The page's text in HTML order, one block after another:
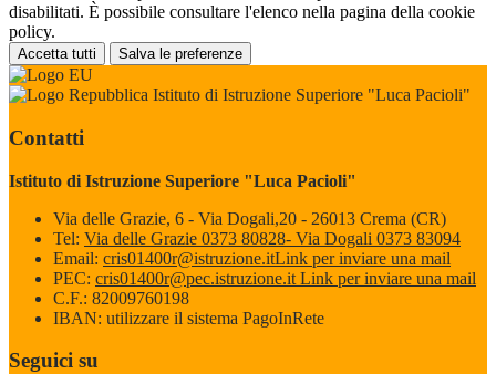
disabilitati. È possibile consultare l'elenco nella pagina della cookie
policy.
Accetta tutti Salva le preferenze
Istituto di Istruzione Superiore "Luca Pacioli"
Contatti
Istituto di Istruzione Superiore "Luca Pacioli"
Via delle Grazie, 6 - Via Dogali,20 - 26013 Crema (CR)
Tel: Via delle Grazie 0373 80828- Via Dogali 0373 83094
Email: cris01400r@istruzione.itLink per inviare una mail
PEC: cris01400r@pec.istruzione.it Link per inviare una mail
C.F.: 82009760198
IBAN: utilizzare il sistema PagoInRete
Seguici su